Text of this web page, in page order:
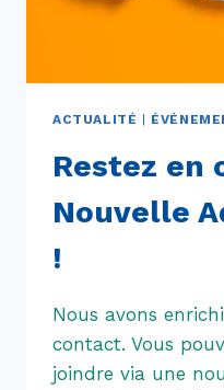
ACTUALITÉ
Restez en
Nouvelle
!
Nous avons
contact. Vous
joindre via une